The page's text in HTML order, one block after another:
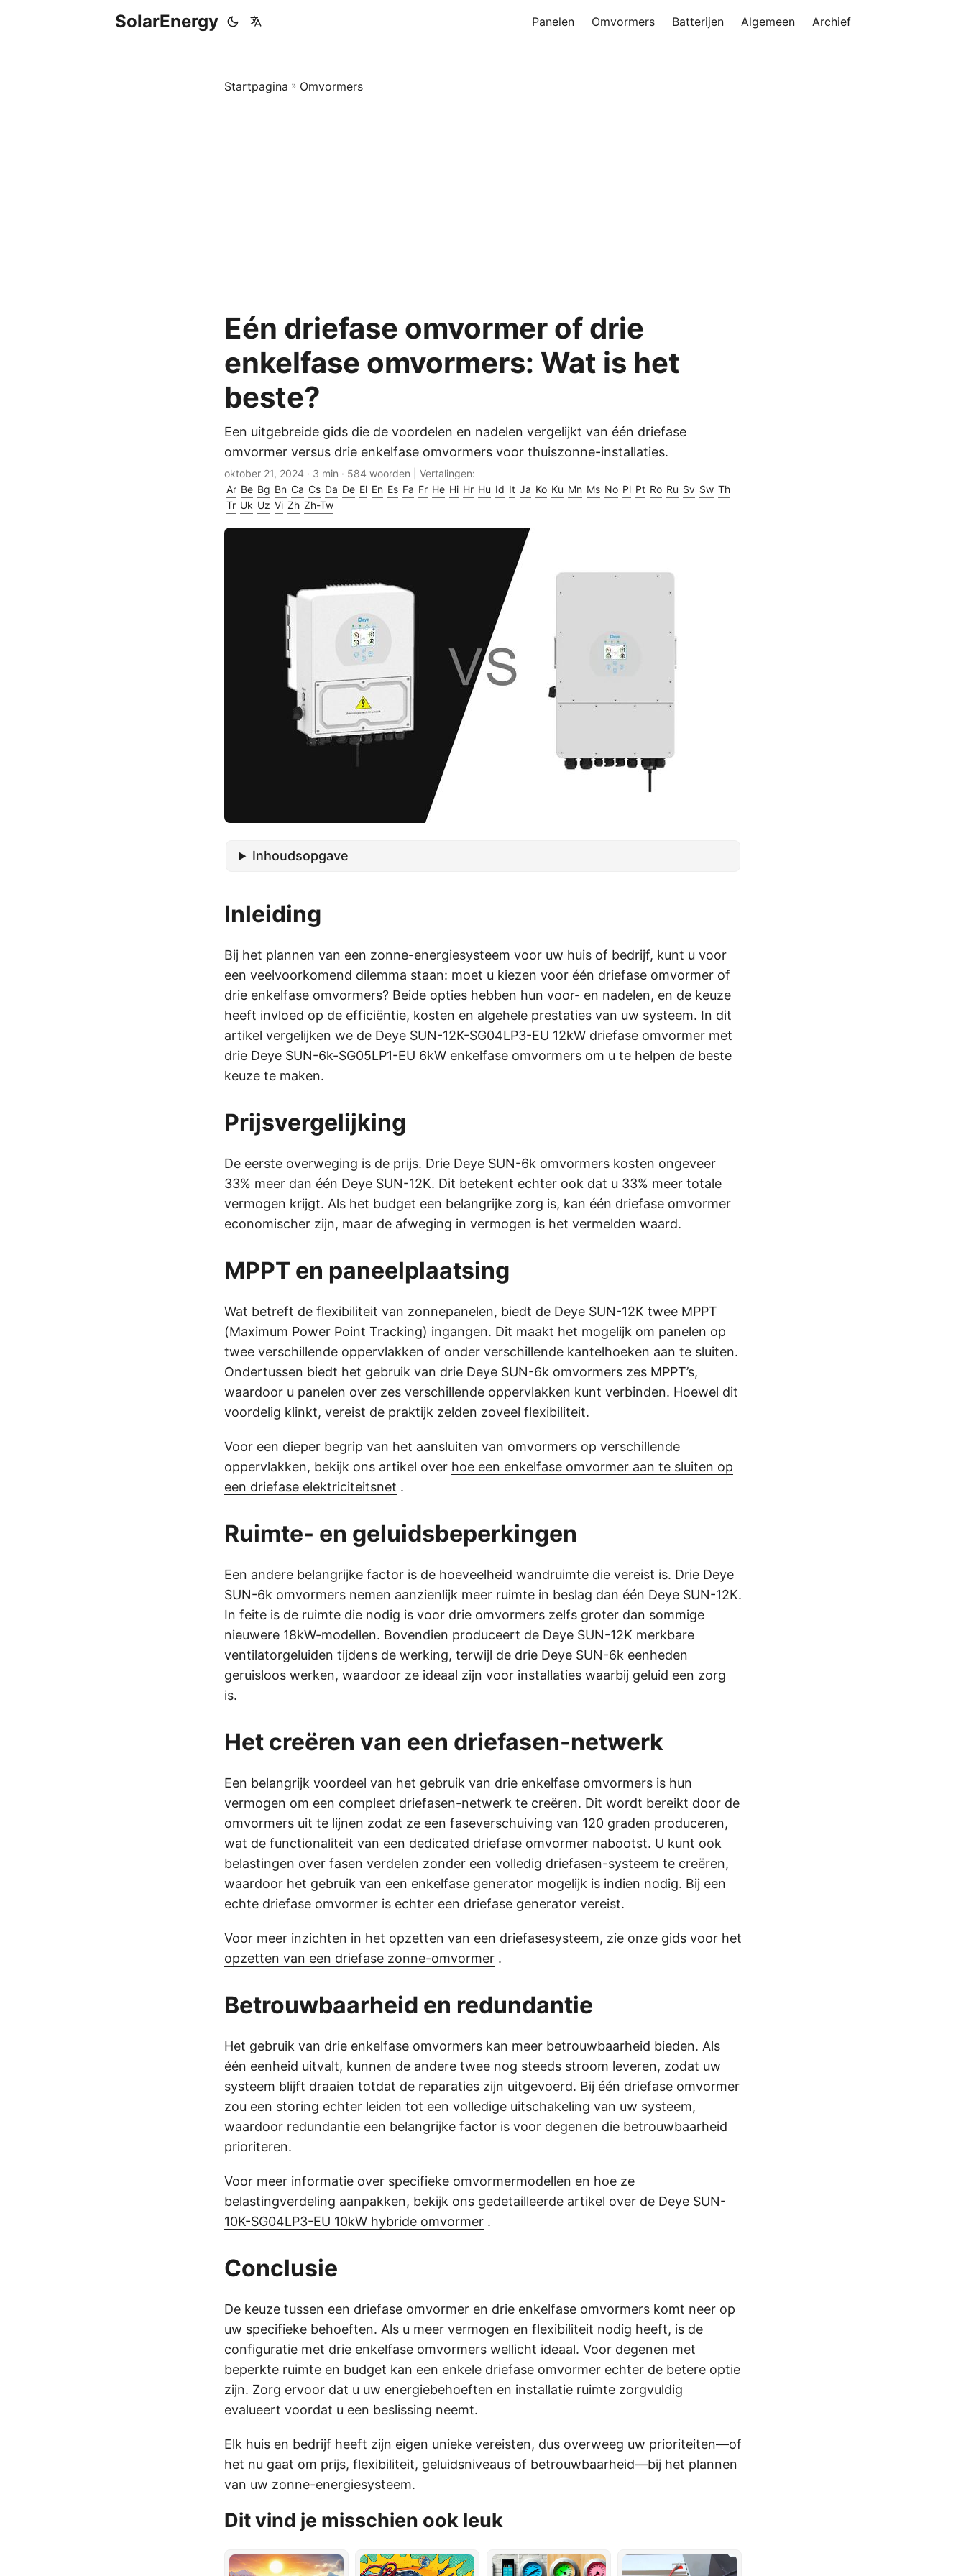
SolarEnergy Panelen Omvormers Batterijen Algemeen Archief
Startpagina » Omvormers
Eén driefase omvormer of drie
enkelfase omvormers: Wat is het
beste?
Een uitgebreide gids die de voordelen en nadelen vergelijkt van één driefase
omvormer versus drie enkelfase omvormers voor thuiszonne-installaties.
oktober 21, 2024 · 3 min · 584 woorden | Vertalingen:
Ar Be Bg Bn Ca Cs Da De El En Es Fa Fr He Hi Hr Hu Id It Ja Ko Ku Mn Ms No Pl Pt Ro Ru Sv Sw Th
Tr Uk Uz Vi Zh Zh-Tw
Inhoudsopgave
Inleiding
Bij het plannen van een zonne-energiesysteem voor uw huis of bedrijf, kunt u voor
een veelvoorkomend dilemma staan: moet u kiezen voor één driefase omvormer of
drie enkelfase omvormers? Beide opties hebben hun voor- en nadelen, en de keuze
heeft invloed op de efficiëntie, kosten en algehele prestaties van uw systeem. In dit
artikel vergelijken we de Deye SUN-12K-SG04LP3-EU 12kW driefase omvormer met
drie Deye SUN-6k-SG05LP1-EU 6kW enkelfase omvormers om u te helpen de beste
keuze te maken.
Prijsvergelijking
De eerste overweging is de prijs. Drie Deye SUN-6k omvormers kosten ongeveer
33% meer dan één Deye SUN-12K. Dit betekent echter ook dat u 33% meer totale
vermogen krijgt. Als het budget een belangrijke zorg is, kan één driefase omvormer
economischer zijn, maar de afweging in vermogen is het vermelden waard.
MPPT en paneelplaatsing
Wat betreft de flexibiliteit van zonnepanelen, biedt de Deye SUN-12K twee MPPT
(Maximum Power Point Tracking) ingangen. Dit maakt het mogelijk om panelen op
twee verschillende oppervlakken of onder verschillende kantelhoeken aan te sluiten.
Ondertussen biedt het gebruik van drie Deye SUN-6k omvormers zes MPPT’s,
waardoor u panelen over zes verschillende oppervlakken kunt verbinden. Hoewel dit
voordelig klinkt, vereist de praktijk zelden zoveel flexibiliteit.
Voor een dieper begrip van het aansluiten van omvormers op verschillende
oppervlakken, bekijk ons artikel over hoe een enkelfase omvormer aan te sluiten op
een driefase elektriciteitsnet .
Ruimte- en geluidsbeperkingen
Een andere belangrijke factor is de hoeveelheid wandruimte die vereist is. Drie Deye
SUN-6k omvormers nemen aanzienlijk meer ruimte in beslag dan één Deye SUN-12K.
In feite is de ruimte die nodig is voor drie omvormers zelfs groter dan sommige
nieuwere 18kW-modellen. Bovendien produceert de Deye SUN-12K merkbare
ventilatorgeluiden tijdens de werking, terwijl de drie Deye SUN-6k eenheden
geruisloos werken, waardoor ze ideaal zijn voor installaties waarbij geluid een zorg
is.
Het creëren van een driefasen-netwerk
Een belangrijk voordeel van het gebruik van drie enkelfase omvormers is hun
vermogen om een compleet driefasen-netwerk te creëren. Dit wordt bereikt door de
omvormers uit te lijnen zodat ze een faseverschuiving van 120 graden produceren,
wat de functionaliteit van een dedicated driefase omvormer nabootst. U kunt ook
belastingen over fasen verdelen zonder een volledig driefasen-systeem te creëren,
waardoor het gebruik van een enkelfase generator mogelijk is indien nodig. Bij een
echte driefase omvormer is echter een driefase generator vereist.
Voor meer inzichten in het opzetten van een driefasesysteem, zie onze gids voor het
opzetten van een driefase zonne-omvormer .
Betrouwbaarheid en redundantie
Het gebruik van drie enkelfase omvormers kan meer betrouwbaarheid bieden. Als
één eenheid uitvalt, kunnen de andere twee nog steeds stroom leveren, zodat uw
systeem blijft draaien totdat de reparaties zijn uitgevoerd. Bij één driefase omvormer
zou een storing echter leiden tot een volledige uitschakeling van uw systeem,
waardoor redundantie een belangrijke factor is voor degenen die betrouwbaarheid
prioriteren.
Voor meer informatie over specifieke omvormermodellen en hoe ze
belastingverdeling aanpakken, bekijk ons gedetailleerde artikel over de Deye SUN-
10K-SG04LP3-EU 10kW hybride omvormer .
Conclusie
De keuze tussen een driefase omvormer en drie enkelfase omvormers komt neer op
uw specifieke behoeften. Als u meer vermogen en flexibiliteit nodig heeft, is de
configuratie met drie enkelfase omvormers wellicht ideaal. Voor degenen met
beperkte ruimte en budget kan een enkele driefase omvormer echter de betere optie
zijn. Zorg ervoor dat u uw energiebehoeften en installatie ruimte zorgvuldig
evalueert voordat u een beslissing neemt.
Elk huis en bedrijf heeft zijn eigen unieke vereisten, dus overweeg uw prioriteiten—of
het nu gaat om prijs, flexibiliteit, geluidsniveaus of betrouwbaarheid—bij het plannen
van uw zonne-energiesysteem.
Dit vind je misschien ook leuk